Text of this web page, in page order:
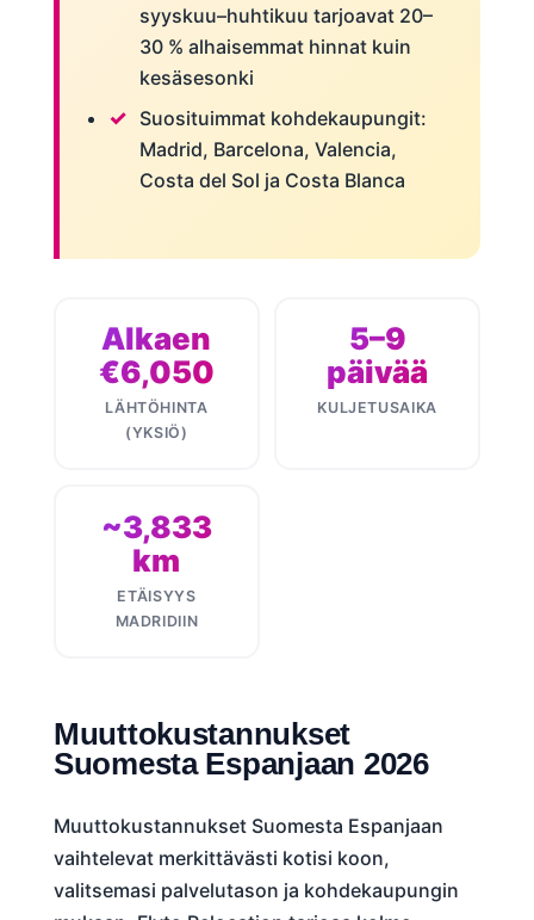
syyskuu–huhtikuu tarjoavat 20–
30 % alhaisemmat hinnat kuin
kesäsesonki
Suosituimmat kohdekaupungit:
Madrid, Barcelona, Valencia,
Costa del Sol ja Costa Blanca
Alkaen
€6,050
LÄHTÖHINTA
(YKSIÖ)
5–9
päivää
KULJETUSAIKA
~3,833
km
ETÄISYYS
MADRIDIIN
Muuttokustannukset
Suomesta Espanjaan 2026
Muuttokustannukset Suomesta Espanjaan
vaihtelevat merkittävästi kotisi koon,
valitsemasi palvelutason ja kohdekaupungin